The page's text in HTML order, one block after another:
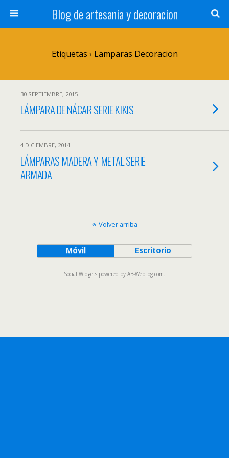
Blog de artesania y decoracion
Etiquetas › Lamparas Decoracion
30 SEPTIEMBRE, 2015
LÁMPARA DE NÁCAR SERIE KIKIS
4 DICIEMBRE, 2014
LÁMPARAS MADERA Y METAL SERIE
ARMADA
Volver arriba
Móvil Escritorio
Social Widgets powered by AB-WebLog.com.